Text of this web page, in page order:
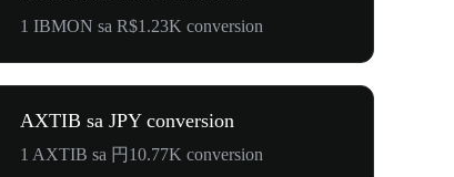
1 IBMON sa R$1.23K conversion
AXTIB sa JPY conversion
1 AXTIB sa 円10.77K conversion